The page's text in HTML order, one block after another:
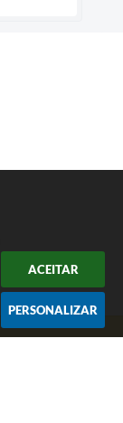
ACEITAR
PERSONALIZAR